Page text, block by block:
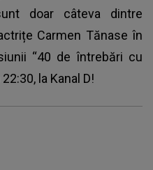
doar câteva dintre
Carmen Tănase în
“40 de întrebări cu
la Kanal D!